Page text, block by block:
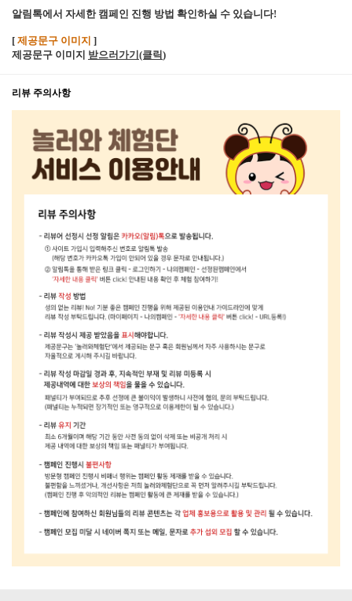
알림톡에서 자세한 캠페인 진행 방법 확인하실 수 있습니다!
[ 제공문구 이미지 ]
제공문구 이미지 받으러가기(클릭 )
리뷰 주의사항